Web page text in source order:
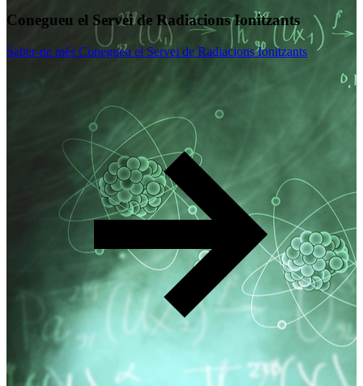
Conegueu el Servei de Radiacions Ionitzants
Saber-ne més Conegueu el Servei de Radiacions Ionitzants